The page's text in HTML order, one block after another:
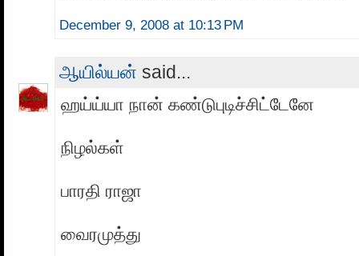
December 9, 2008 at 10:13 PM
ஆயில்யன் said...
ஹய்ய்யா நான் கண்டுபுடிச்சிட்டேனே
நிழல்கள்
பாரதி ராஜா
வைரமுத்து